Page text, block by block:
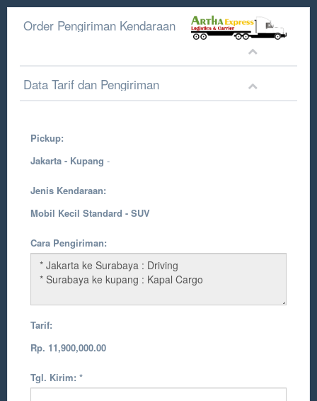
Order Pengiriman Kendaraan
Data Tarif dan Pengiriman
Pickup:
Jakarta - Kupang -
Jenis Kendaraan:
Mobil Kecil Standard - SUV
Cara Pengiriman:
Tarif:
Rp. 11,900,000.00
Tgl. Kirim: *